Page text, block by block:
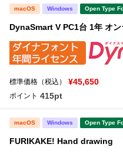
macOS Windows Open Type
DynaSmart V PC1台 1年 オ
標準価格（税込） ¥45,650
ポイント 415pt
macOS Windows Open Type
FURIKAKE! Hand drawing